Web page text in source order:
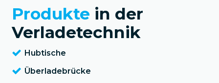
Produkte in der
Verladetechnik
Hubtische
Überladebrücke